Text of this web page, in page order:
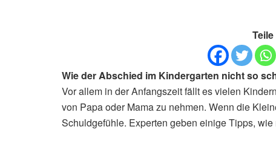
Wie der Abschied im Kindergarten nicht so
Vor allem in der Anfangszeit fällt es vielen
von Papa oder Mama zu nehmen. Wenn die
Schuldgefühle. Experten geben einige Tipps,